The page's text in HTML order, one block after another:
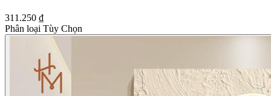
311.250 ₫
Phân loại Tùy Chọn